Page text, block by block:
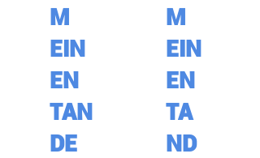
M
EIN
EN
TAN
DE
M
EIN
EN
TA
ND